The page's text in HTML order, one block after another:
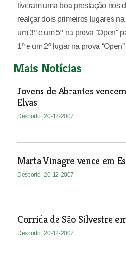
tiveram uma boa prestação nos
realçar dois primeiros lugares na
um 3º e um 5º na prova “Open”
1º e um 2º lugar na prova
Mais Notícias
Jovens de Abrantes
Elvas
Desporto | 20-12-2007
Marta Vinagre vence em
Desporto | 20-12-2007
Corrida de São Silvestre
Desporto | 20-12-2007